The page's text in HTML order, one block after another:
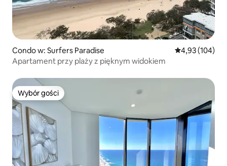
Condo w: Surfers Paradise Średnia
4,93 (104)
Apartament przy plaży z pięknym widokiem
Wybór gości
Wybór gości